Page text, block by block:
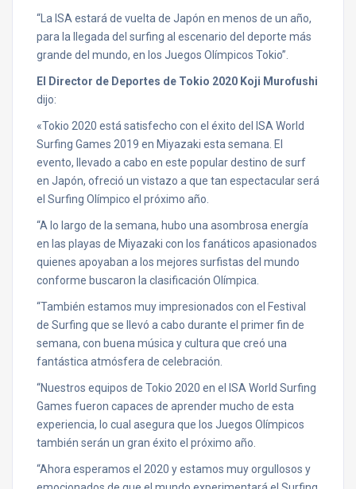
“La ISA estará de vuelta de Japón en menos de un año,
para la llegada del surfing al escenario del deporte más
grande del mundo, en los Juegos Olímpicos Tokio”.
El Director de Deportes de Tokio 2020 Koji Murofushi
dijo:
«Tokio 2020 está satisfecho con el éxito del ISA World
Surfing Games 2019 en Miyazaki esta semana. El
evento, llevado a cabo en este popular destino de surf
en Japón, ofreció un vistazo a que tan espectacular será
el Surfing Olímpico el próximo año.
“A lo largo de la semana, hubo una asombrosa energía
en las playas de Miyazaki con los fanáticos apasionados
quienes apoyaban a los mejores surfistas del mundo
conforme buscaron la clasificación Olímpica.
“También estamos muy impresionados con el Festival
de Surfing que se llevó a cabo durante el primer fin de
semana, con buena música y cultura que creó una
fantástica atmósfera de celebración.
“Nuestros equipos de Tokio 2020 en el ISA World Surfing
Games fueron capaces de aprender mucho de esta
experiencia, lo cual asegura que los Juegos Olímpicos
también serán un gran éxito el próximo año.
“Ahora esperamos el 2020 y estamos muy orgullosos y